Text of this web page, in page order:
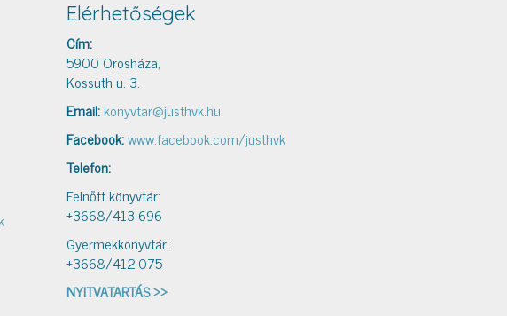
Elérhetőségek
Cím:
5900 Orosháza,
Kossuth u. 3.
Email:konyvtar@justhvk.hu
Facebook:www.facebook.com/justhvk
Telefon:
Felnőtt könyvtár:
+3668/413-696
Gyermekkönyvtár:
+3668/412-075
NYITVATARTÁS >>